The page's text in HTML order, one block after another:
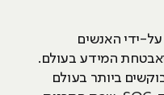
ידי האנשים
המידע בעולם.
ביותר בעולם